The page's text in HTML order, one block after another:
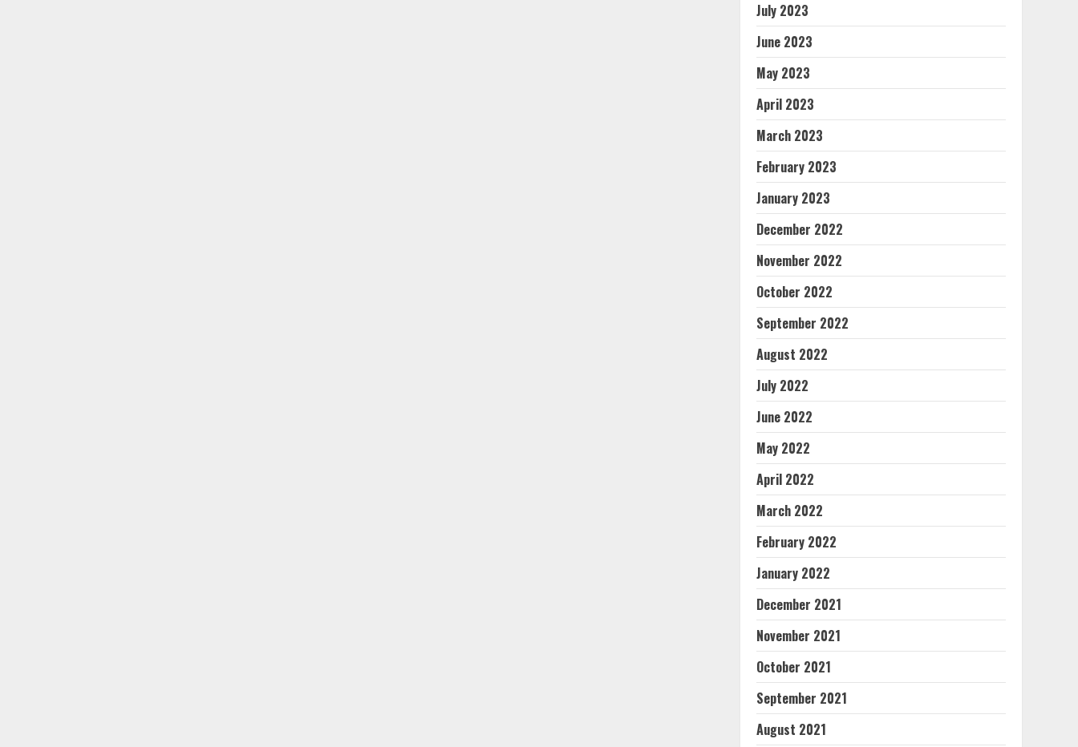
July 2023
June 2023
May 2023
April 2023
March 2023
February 2023
January 2023
December 2022
November 2022
October 2022
September 2022
August 2022
July 2022
June 2022
May 2022
April 2022
March 2022
February 2022
January 2022
December 2021
November 2021
October 2021
September 2021
August 2021